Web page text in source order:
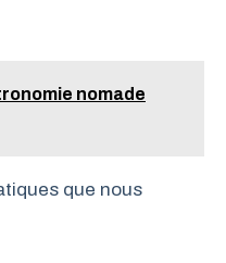
nomade
que nous